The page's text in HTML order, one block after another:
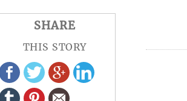
SHARE
THIS STORY